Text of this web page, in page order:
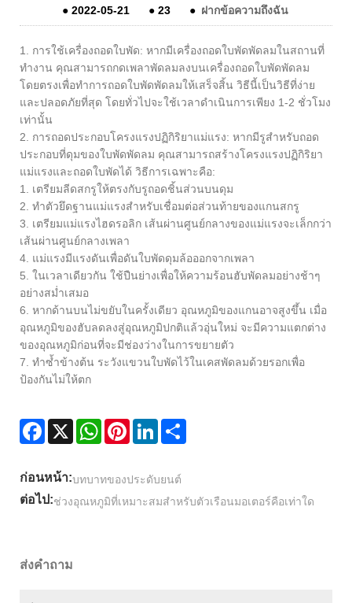
● 2022-05-21 ● 23 ● ฝากข้อความถึงฉัน
1. การใช้เครื่องถอดใบพัด: หากมีเครื่องถอดใบพัดพัดลมในสถานที่
ทำงาน คุณสามารถกดเพลาพัดลมลงบนเครื่องถอดใบพัดพัดลม
โดยตรงเพื่อทำการถอดใบพัดพัดลมให้เสร็จสิ้น วิธีนี้เป็นวิธีที่ง่าย
และปลอดภัยที่สุด โดยทั่วไปจะใช้เวลาดำเนินการเพียง 1-2 ชั่วโมง
เท่านั้น
2. การถอดประกอบโครงแรงปฏิกิริยาแม่แรง: หากมีรูสำหรับถอด
ประกอบที่ดุมของใบพัดพัดลม คุณสามารถสร้างโครงแรงปฏิกิริยา
แม่แรงและถอดใบพัดได้ วิธีการเฉพาะคือ:
1. เตรียมลีดสกรูให้ตรงกับรูถอดชิ้นส่วนบนดุม
2. ทำตัวยึดฐานแม่แรงสำหรับเชื่อมต่อส่วนท้ายของแกนสกรู
3. เตรียมแม่แรงไฮดรอลิก เส้นผ่านศูนย์กลางของแม่แรงจะเล็กกว่า
เส้นผ่านศูนย์กลางเพลา
4. แม่แรงมีแรงดันเพื่อดันใบพัดดุมล้อออกจากเพลา
5. ในเวลาเดียวกัน ใช้ปืนย่างเพื่อให้ความร้อนฮับพัดลมอย่างช้าๆ
อย่างสม่ำเสมอ
6. หากด้านบนไม่ขยับในครั้งเดียว อุณหภูมิของแกนอาจสูงขึ้น เมื่อ
อุณหภูมิของฮับลดลงสู่อุณหภูมิปกติแล้วอุ่นใหม่ จะมีความแตกต่าง
ของอุณหภูมิก่อนที่จะมีช่องว่างในการขยายตัว
7. ทำซ้ำข้างต้น ระวังแขวนใบพัดไว้ในเคสพัดลมด้วยรอกเพื่อ
ป้องกันไม่ให้ตก
Facebook
X WhatsAppPinterestLinkedIn
ก่อนหน้า:บทบาทของประดับยนต์
ต่อไป:ช่วงอุณหภูมิที่เหมาะสมสำหรับตัวเรือนมอเตอร์คือเท่าใด
ส่งคำถาม